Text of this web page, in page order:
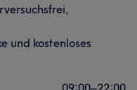
und kostenloses